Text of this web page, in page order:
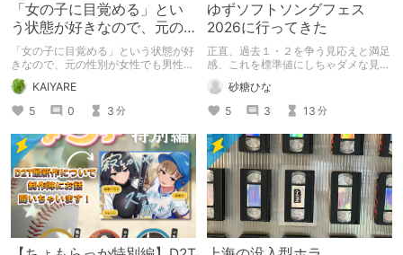
「女の子に目覚める」とい
う状態が好きなので、元の
性別が女性でも男性でも問
題ない話
「女の子に目覚める」という状態が好
きなので、元の性別が女性でも男性で
も問題ない話
KAIYARE
5
0 3 分
ゆずソフトソングフェス
2026に行ってきた
正直、過去１・２を争う見応えと満足
感、これを標準値にしちゃダメな見本
かも
砂糖ひな
5
3 13 分